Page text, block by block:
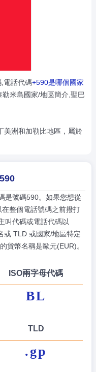
電話代碼+590是哪個國家
米島國家/地區簡介,聖巴
美洲和加勒比地區，屬於
是號碼590。如果您想從
整個電話號碼之前撥打
叫代碼或電話代碼以
或 TLD 或國家/地區特定
貨幣名稱是歐元(EUR)。
ISO兩字母代碼
BL
TLD
.gp